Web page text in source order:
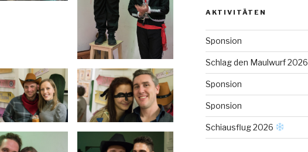
AKTIVITÄTEN
Sponsion
Schlag den Maulwurf 2026
Sponsion
Sponsion
Schiausflug 2026